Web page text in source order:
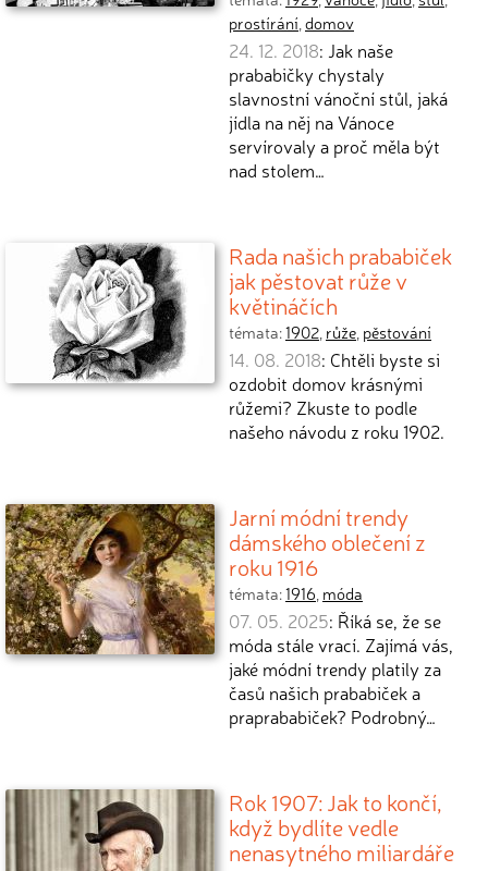
prostírání,domov
24. 12. 2018: Jak naše
prababičky chystaly
slavnostní vánoční stůl, jaká
jídla na něj na Vánoce
servírovaly a proč měla být
nad stolem…
Rada našich prababiček
jak pěstovat růže v
květináčích
témata:1902, růže, pěstování
14. 08. 2018: Chtěli byste si
ozdobit domov krásnými
růžemi? Zkuste to podle
našeho návodu z roku 1902.
Jarní módní trendy
dámského oblečení z
roku 1916
témata:1916, móda
07. 05. 2025: Říká se, že se
móda stále vrací. Zajímá vás,
jaké módní trendy platily za
časů našich prababiček a
praprababiček? Podrobný…
Rok 1907: Jak to končí,
když bydlíte vedle
nenasytného miliardáře